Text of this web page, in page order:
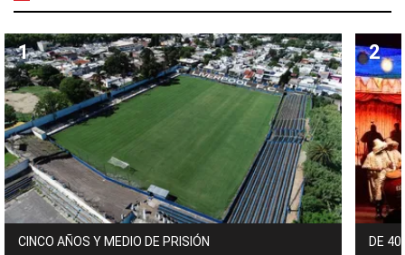
CINCO AÑOS Y MEDIO DE PRISIÓN DE